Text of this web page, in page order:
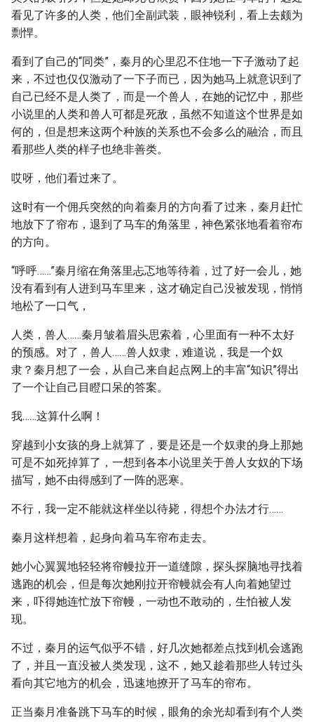
看见了许多的人类，他们全副武装，眼神锐利，看上去颇为
剽悍。
看到了自己的“同类”，秦月的心里忍不住地一下子激动了起
来，不过也仅仅激动了一下子而已，因为她马上就意识到了
自己已经不是人类了，而是一个兽人，在她的记忆中，那些
小说里的人类和兽人可都是死敌，虽然不知道这个世界是如
何的，但是想来这两个种族的关系也不会多么的融洽，而且
看那些人类的样子也绝非善类。
哎呀，他们看过来了。
这时有一个佣兵突然的向着秦月的方向看了过来，秦月赶忙
地放下了帘布，退到了马车的角落里，神色紧张地看着帘布
的方向。
“呼呼……”秦月缩在角落里忐忑地等待着，过了好一会儿，她
没有看到有人进到马车里来，这才确定自己没被发现，悄悄
地松了一口气，
人类，兽人……秦月皱着眉头思索着，心里面有一种不太好
的预感。对了，兽人……兽人奴隶，难道说，我是一个奴
隶？秦月想了一会，从自己来自起点网上的丰富“知识”得出
了一个让自己目瞪口呆的答案。
我……这算什么啊！
穿越到小女孩的身上就算了，要是还是一个奴隶的身上那她
可是不如死掉算了，一想到各本小说里关于兽人女奴的下场
描写，她不由得感到了一阵的恶寒。
不行，我一定不能就这样坐以待毙，得想个办法才行……
秦月这样想着，起身向着马车帘布走去。
她小心翼翼地轻轻将帘幔拉开一道缝隙，探头探脑地寻找着
逃跑的机会，但是每次她刚拉开帘幔就会有人向着她望过
来，吓得她连忙放下帘幔，一动也不敢动的，生怕被人发
现。
不过，秦月的运气似乎不错，好几次她都差点找到机会逃跑
了，并且一直没被人类发现，这不，她又趁着那些人转过头
看向其它地方的机会，迅速地撩开了马车的帘布。
正当秦月准备跳下马车的时候，眼角的余光却看到有个人类